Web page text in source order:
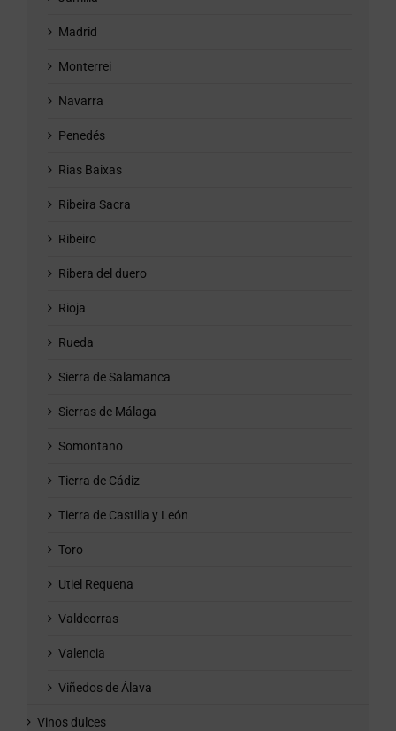
Madrid
Monterrei
Navarra
Penedés
Rias Baixas
Ribeira Sacra
Ribeiro
Ribera del duero
Rioja
Rueda
Sierra de Salamanca
Sierras de Málaga
Somontano
Tierra de Cádiz
Tierra de Castilla y León
Toro
Utiel Requena
Valdeorras
Valencia
Viñedos de Álava
Vinos dulces